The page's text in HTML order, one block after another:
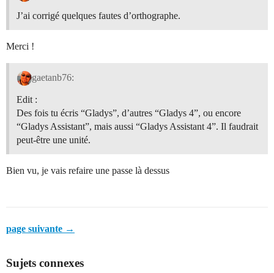
J’ai corrigé quelques fautes d’orthographe.
Merci !
gaetanb76:
Edit :
Des fois tu écris “Gladys”, d’autres “Gladys 4”, ou encore
“Gladys Assistant”, mais aussi “Gladys Assistant 4”. Il faudrait
peut-être une unité.
Bien vu, je vais refaire une passe là dessus
page suivante →
Sujets connexes